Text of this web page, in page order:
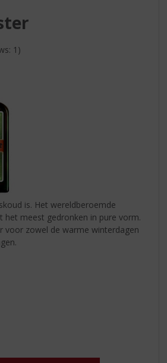
1)
is. Het wereldberoemde
het meest gedronken in pure vorm.
voor zowel de warme winterdagen